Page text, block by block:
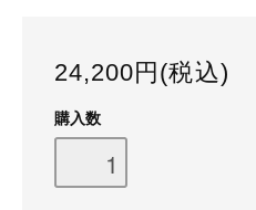
24,200円(税込)
購入数